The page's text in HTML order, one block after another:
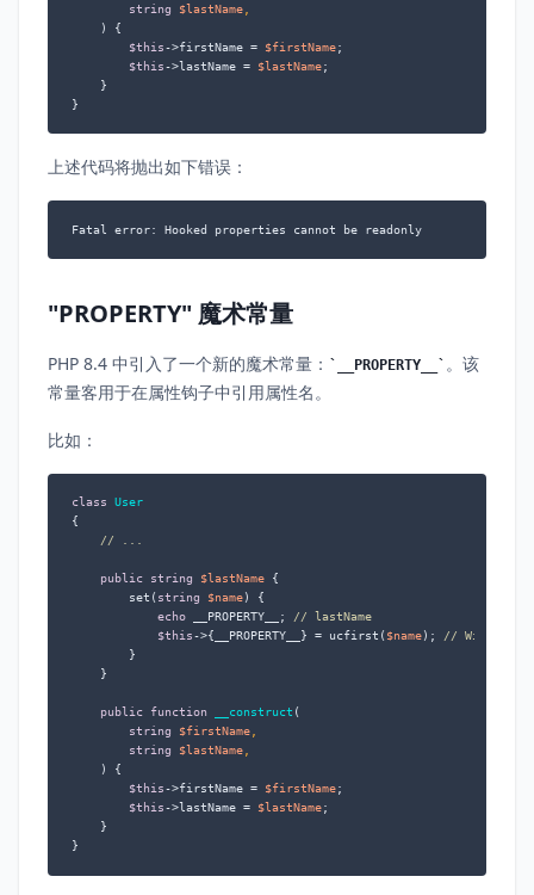
string
$lastName,
)
{
$this->firstName = $firstName;
$this->lastName = $lastName;
    }
}
上述代码将抛出如下错误：
Fatal error: Hooked properties cannot be readonly
"PROPERTY" 魔术常量
PHP 8.4 中引入了一个新的魔术常量： __PROPERTY__
。该
常量客用于在属性钩子中引用属性名。
比如：
class
User
{
// ...
public string $lastName {
        set(
string $name) {
echo __PROPERTY__;
// lastName
$this->{__PROPERTY__} = ucfirst( $name);
// Will
        }
    }
public function __construct (
string
$firstName,
string
$lastName,
)
{
$this->firstName = $firstName;
$this->lastName = $lastName;
    }
}